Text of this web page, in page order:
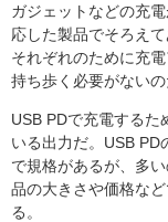
ガジェットなどの充
応した製品でそろえ
それぞれのために充
持ち歩く必要がないの
USB PDで充電するた
いる出力だ。USB PD
で規格があるが、多
品の大きさや価格な
る。